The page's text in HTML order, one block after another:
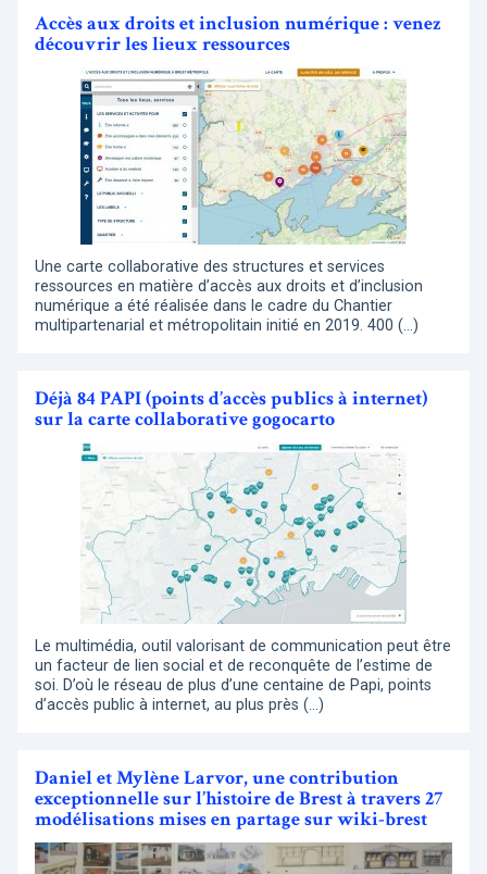
Accès aux droits et inclusion numérique : venez
découvrir les lieux ressources
Une carte collaborative des structures et services
ressources en matière d’accès aux droits et d’inclusion
numérique a été réalisée dans le cadre du Chantier
multipartenarial et métropolitain initié en 2019. 400 (…)
Déjà 84 PAPI (points d’accès publics à internet)
sur la carte collaborative gogocarto
Le multimédia, outil valorisant de communication peut être
un facteur de lien social et de reconquête de l’estime de
soi. D’où le réseau de plus d’une centaine de Papi, points
d’accès public à internet, au plus près (…)
Daniel et Mylène Larvor, une contribution
exceptionnelle sur l’histoire de Brest à travers 27
modélisations mises en partage sur wiki-brest